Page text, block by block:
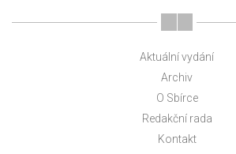
Aktuální vydání
Archiv
O Sbírce
Redakční rada
Kontakt